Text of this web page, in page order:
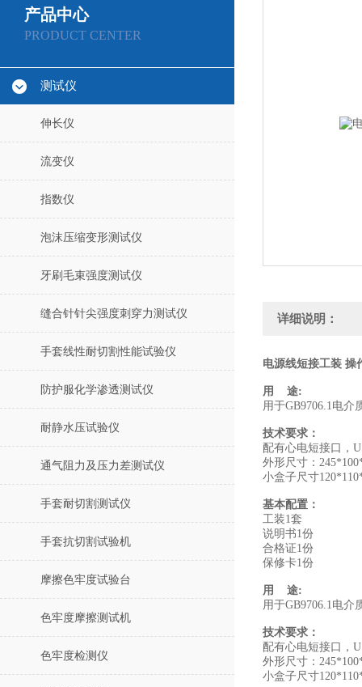
产品中心
PRODUCT CENTER
测试仪
伸长仪
流变仪
指数仪
泡沫压缩变形测试仪
牙刷毛束强度测试仪
缝合针针尖强度刺穿力测试仪
手套线性耐切割性能试验仪
防护服化学渗透测试仪
耐静水压试验仪
通气阻力及压力差测试仪
手套耐切割测试仪
手套抗切割试验机
摩擦色牢度试验台
色牢度摩擦测试机
色牢度检测仪
详细说明：
电源线短接工装 操
用 途:
用于GB9706.1电介
技术要求：
配有心电短接口，
外形尺寸：
小盒子尺寸
基本配置：
工装1套
说明书1份
合格证1份
保修卡1份
用 途:
用于GB9706.1电介
技术要求：
配有心电短接口，
外形尺寸：
小盒子尺寸